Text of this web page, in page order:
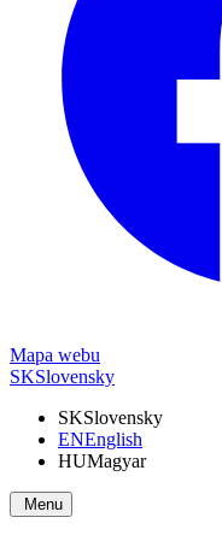
Mapa webu
SKSlovensky
SKSlovensky
ENEnglish
HUMagyar
Menu